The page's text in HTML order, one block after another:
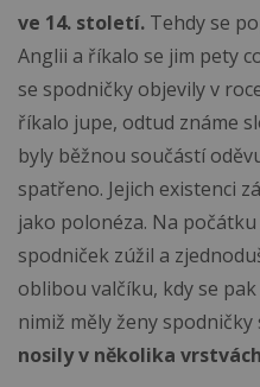
ve 14. století. Tehdy se
Anglii a říkalo se jim pety
se spodničky objevily v
říkalo jupe, odtud známe
byly běžnou součástí
spatřeno. Jejich existenci
jako polonéza. Na
spodniček zúžil a
oblibou valčíku, kdy se
nimiž měly ženy spodničky
nosily v několika